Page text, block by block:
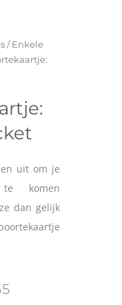
/Enkele
uit om je
komen
dan gelijk